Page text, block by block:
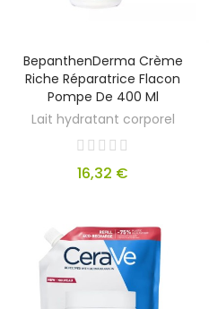
BepanthenDerma Crème
Riche Réparatrice Flacon
Pompe De 400 Ml
Lait hydratant corporel
16,32 €